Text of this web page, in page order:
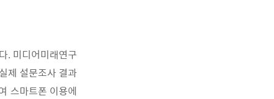
. 미디어미래연구
제 설문조사 결과
스마트폰 이용에